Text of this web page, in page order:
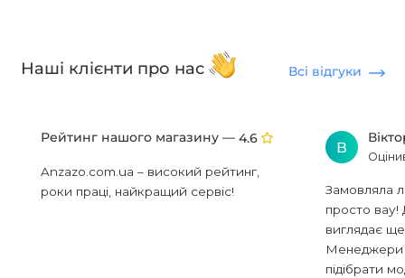
Наші клієнти про нас Всі відгуки
Рейтинг нашого магазину — 4.6
Anzazo.com.ua – високий рейтинг,
роки праці, найкращий сервіс!
В
Замовляла
просто вау!
виглядає
Менеджери
підібрати